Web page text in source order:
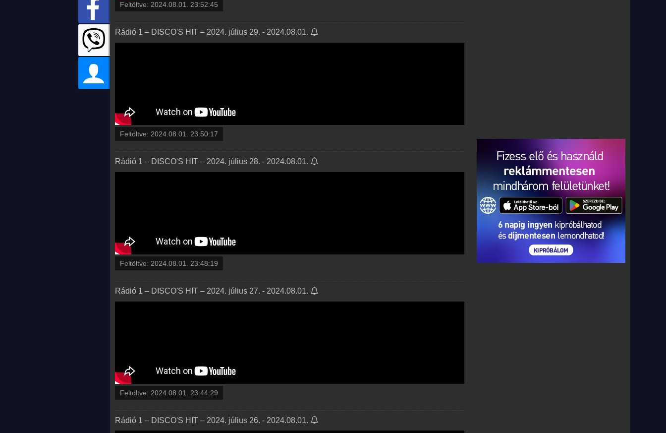
Feltöltve: 2024.08.01. 23:52:45
Rádió 1 – DISCO'S HIT – 2024. július 29. - 2024.08.01.
Feltöltve: 2024.08.01. 23:50:17
Rádió 1 – DISCO'S HIT – 2024. július 28. - 2024.08.01.
Feltöltve: 2024.08.01. 23:48:19
Rádió 1 – DISCO'S HIT – 2024. július 27. - 2024.08.01.
Feltöltve: 2024.08.01. 23:44:29
Rádió 1 – DISCO'S HIT – 2024. július 26. - 2024.08.01.